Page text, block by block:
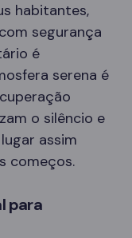
habitantes,
segurança
é
serena é
o silêncio e
assim
começos.
para